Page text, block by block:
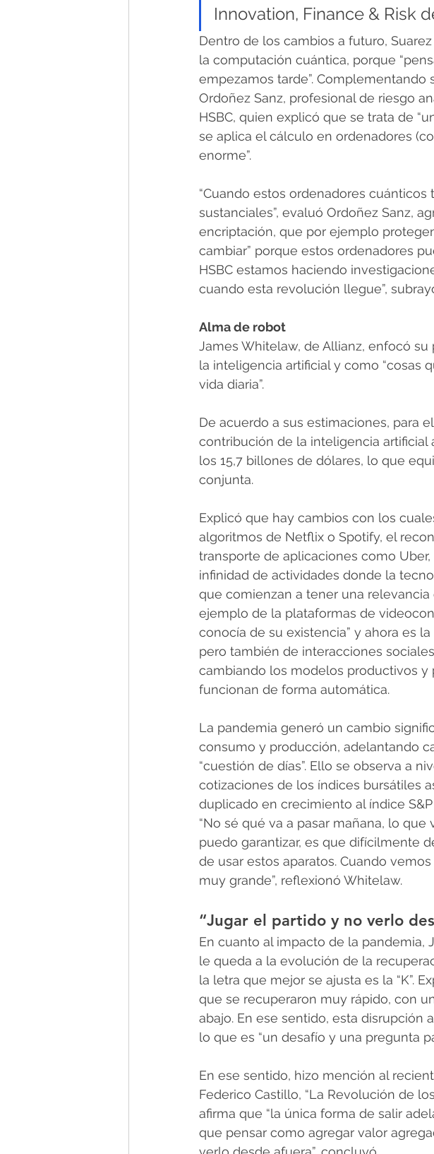
Innovation, Finance & Risk
Dentro de los cambios a futuro,
la computación cuántica, porque
empezamos tarde”.
Ordoñez Sanz, profesional de riesgo
HSBC, quien explicó que se trata de
se aplica el cálculo en ordenadores
enorme”.
“Cuando estos ordenadores
sustanciales”, evaluó Ordoñez Sanz,
encriptación, que por ejemplo
cambiar” porque estos ordenadores
HSBC estamos haciendo
cuando esta revolución llegue”,
Alma de robot
James Whitelaw, de Allianz, enfocó
la inteligencia artificial y como “cosas
vida diaria”.
De acuerdo a sus estimaciones, para
contribución de la inteligencia
los 15,7 billones de dólares, lo que
conjunta.
Explicó que hay cambios con los
algoritmos de Netflix o Spotify, el
transporte de aplicaciones como
infinidad de actividades donde la
que comienzan a tener una
ejemplo de la plataformas de
conocía de su existencia” y ahora es
pero también de interacciones
cambiando los modelos productivos
funcionan de forma automática.
La pandemia generó un cambio
consumo y producción, adelantando
“cuestión de días”. Ello se observa a
cotizaciones de los índices bursátiles
duplicado en crecimiento al índice
“No sé qué va a pasar mañana, lo
puedo garantizar, es que difícilmente
de usar estos aparatos. Cuando
muy grande”, reflexionó Whitelaw.
“Jugar el partido y no verlo
En cuanto al impacto de la
le queda a la evolución de la
la letra que mejor se ajusta es la “K”.
que se recuperaron muy rápido, con
abajo. En ese sentido, esta disrupción
lo que es “un desafío y una pregunta
En ese sentido, hizo mención al
Federico Castillo, “La Revolución de
afirma que “la única forma de salir
que pensar como agregar valor